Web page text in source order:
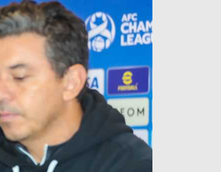
آراء حرة
ركن الألعاب